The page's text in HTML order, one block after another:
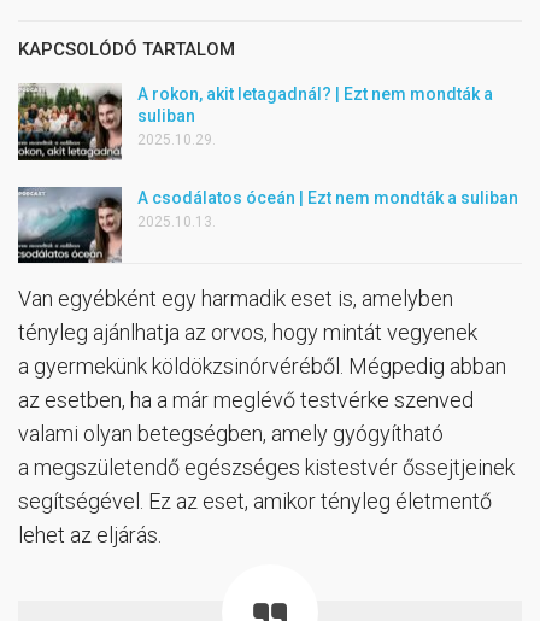
KAPCSOLÓDÓ TARTALOM
A rokon, akit letagadnál? | Ezt nem mondták a
suliban
2025.10.29.
A csodálatos óceán | Ezt nem mondták a suliban
2025.10.13.
Van egyébként egy harmadik eset is, amelyben
tényleg ajánlhatja az orvos, hogy mintát vegyenek
a gyermekünk köldökzsinórvéréből. Mégpedig abban
az esetben, ha a már meglévő testvérke szenved
valami olyan betegségben, amely gyógyítható
a megszületendő egészséges kistestvér őssejtjeinek
segítségével. Ez az eset, amikor tényleg életmentő
lehet az eljárás.